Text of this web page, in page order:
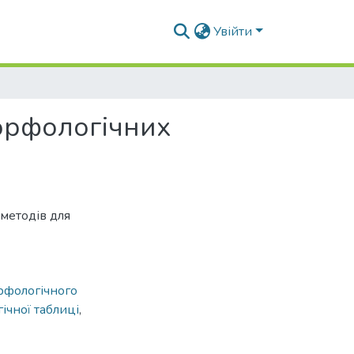
Увійти
для
таблиці,